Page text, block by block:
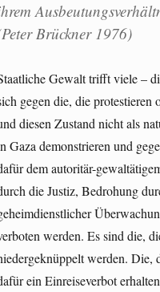
Brückner 1976)
Gewalt trifft viele –
gegen die, die protestieren
diesen Zustand nicht als
Gaza demonstrieren und
dem autoritär-
die Justiz, Bedrohung
werden. Es sind die,
werden. Die,
ein Einreiseverbot